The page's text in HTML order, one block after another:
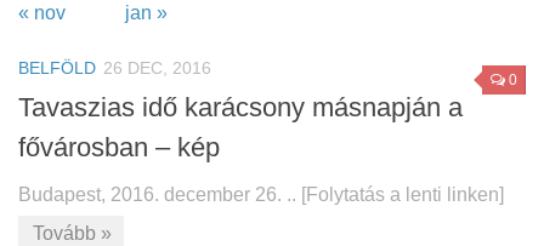
« nov jan »
0
BELFÖLD 26 DEC, 2016
Tavaszias idő karácsony másnapján a
fővárosban – kép
Budapest, 2016. december 26. .. [Folytatás a lenti linken]
Tovább »